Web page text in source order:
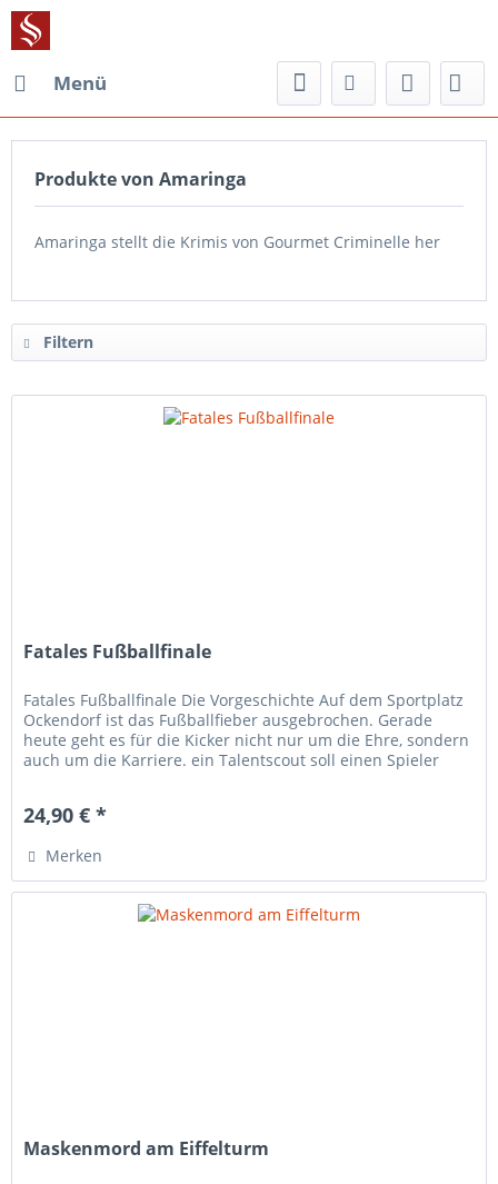
Menü
Produkte von Amaringa
Amaringa stellt die Krimis von Gourmet Criminelle her
Filtern
Fatales Fußballfinale
Fatales Fußballfinale Die Vorgeschichte Auf dem Sportplatz
Ockendorf ist das Fußballfieber ausgebrochen. Gerade
heute geht es für die Kicker nicht nur um die Ehre, sondern
auch um die Karriere. ein Talentscout soll einen Spieler
24,90 € *
Merken
Maskenmord am Eiffelturm